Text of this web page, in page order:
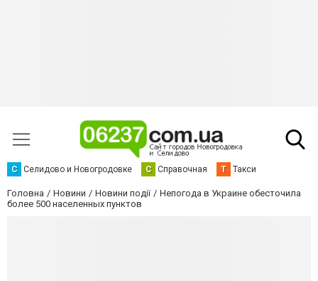
С Селидово и Новогродовке С Справочная Т Такси
Головна Новини Новини події
Непогода в Украине обесточила
более 500 населенных пунктов